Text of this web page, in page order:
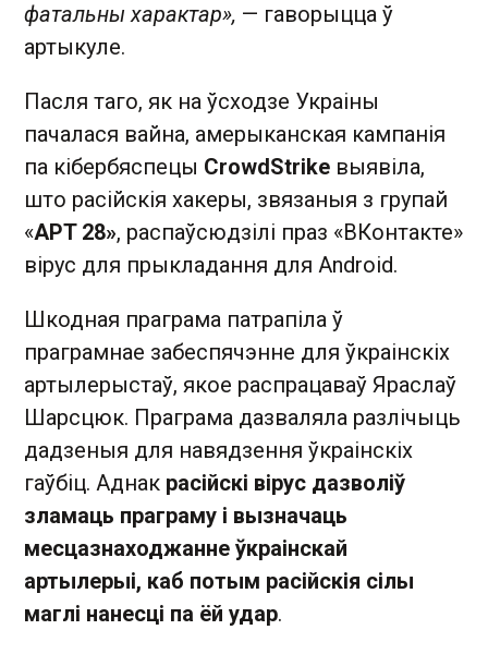
фатальны характар», — гаворыцца ў
артыкуле.
Пасля таго, як на ўсходзе Украіны
пачалася вайна, амерыканская кампанія
па кібербяспецы CrowdStrike выявіла,
што расійскія хакеры, звязаныя з групай
«APT 28», распаўсюдзілі праз «ВКонтакте»
вірус для прыкладання для Android.
Шкодная праграма патрапіла ў
праграмнае забеспячэнне для ўкраінскіх
артылерыстаў, якое распрацаваў Яраслаў
Шарсцюк. Праграма дазваляла разлічыць
дадзеныя для навядзення ўкраінскіх
гаўбіц. Аднак расійскі вірус дазволіў
зламаць праграму і вызначаць
месцазнаходжанне ўкраінскай
артылерыі, каб потым расійскія сілы
маглі нанесці па ёй удар.